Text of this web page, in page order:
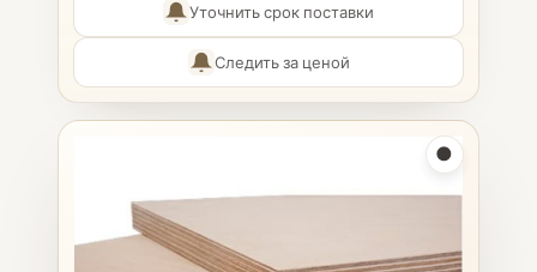
Уточнить срок поставки
Следить за ценой